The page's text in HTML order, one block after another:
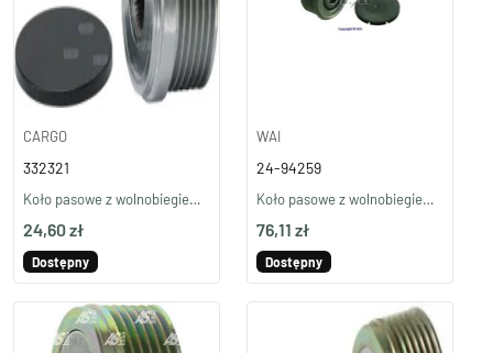
CARGO
332321
Koło pasowe z wolnobiegiem 332321
24,60 zł
Dostępny
WAI
24-94259
Koło pasowe z wolnobiegiem 24-94259
76,11 zł
Dostępny